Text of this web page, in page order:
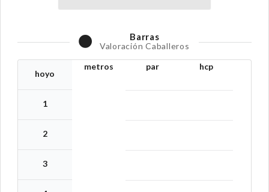
Barras
Valoración Caballeros
hoyo
1
2
3
metros par hcp